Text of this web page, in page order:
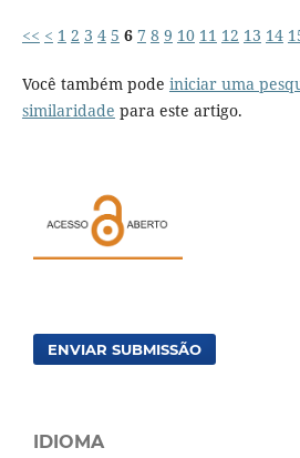
<< < 1 2 3 4 5 6 7 8 9 10 11 12 13 14
Você também pode iniciar uma
similaridade para este artigo.
ENVIAR SUBMISSÃO
IDIOMA